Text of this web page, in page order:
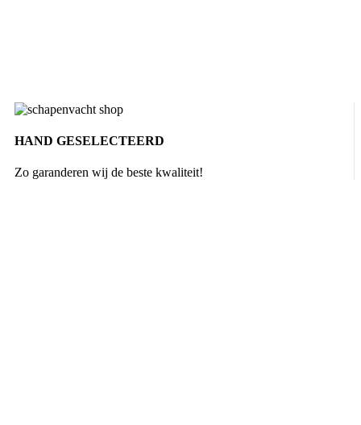
HAND GESELECTEERD
Zo garanderen wij de beste kwaliteit!